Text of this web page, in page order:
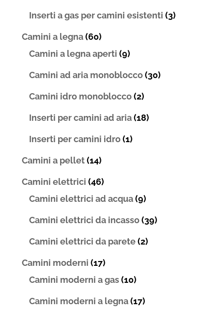
Inserti a gas per camini esistenti (3)
Camini a legna (60)
Camini a legna aperti (9)
Camini ad aria monoblocco (30)
Camini idro monoblocco (2)
Inserti per camini ad aria (18)
Inserti per camini idro (1)
Camini a pellet (14)
Camini elettrici (46)
Camini elettrici ad acqua (9)
Camini elettrici da incasso (39)
Camini elettrici da parete (2)
Camini moderni (17)
Camini moderni a gas (10)
Camini moderni a legna (17)